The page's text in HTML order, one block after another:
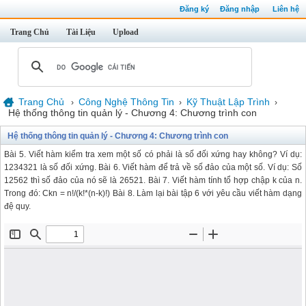
Đăng ký Đăng nhập Liên hệ
Trang Chủ Tài Liệu Upload
Trang Chủ › Công Nghệ Thông Tin › Kỹ Thuật Lập Trình ›
Hệ thống thông tin quản lý - Chương 4: Chương trình con
Hệ thống thông tin quản lý - Chương 4: Chương trình con
Bài 5. Viết hàm kiểm tra xem một số có phải là số đối xứng hay không? Ví dụ:
1234321 là số đối xứng. Bài 6. Viết hàm để trả về số đảo của một số. Ví dụ: Số
12562 thì số đảo của nó sẽ là 26521. Bài 7. Viết hàm tính tổ hợp chập k của n.
Trong đó: Ckn = n!/(k!*(n-k)!) Bài 8. Làm lại bài tập 6 với yêu cầu viết hàm dạng
đệ quy.